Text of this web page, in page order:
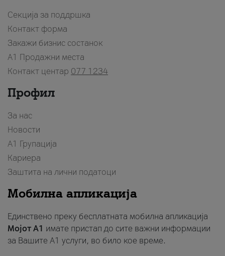
Секција за поддршка
Контакт форма
Закажи бизнис состанок
A1 Продажни места
Контакт центар 077 1234
Профил
За нас
Новости
А1 Групација
Кариера
Заштита на лични податоци
Мобилна апликација
Единствено преку бесплатната мобилна апликација
Мојот A1 имате пристап до сите важни информации
за Вашите A1 услуги, во било кое време.